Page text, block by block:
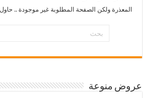
المعذرة ولكن الصفحة المطلوبة غير موجودة ..
عروض منوعة